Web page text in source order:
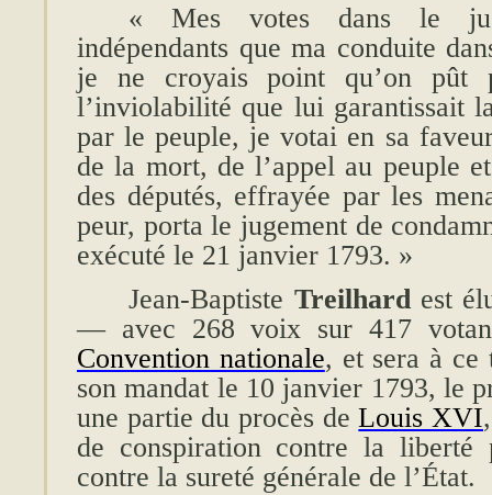
« Mes votes dans le
indépendants que ma conduite
je ne croyais point qu’on
l’inviolabilité que lui garantissait
par le peuple, je votai en sa
de la mort, de l’appel au peuple
des députés, effrayée par les
peur, porta le jugement de
exécuté le 21 janvier 1793. »
Jean-Baptiste Treilhardest
— avec 268 voix sur 417
Convention nationale, et sera à ce
son mandat le 10 janvier 1793, le
une partie du procès deLouisXVI
de conspiration contre la liberté
contre la sureté générale de l’État.